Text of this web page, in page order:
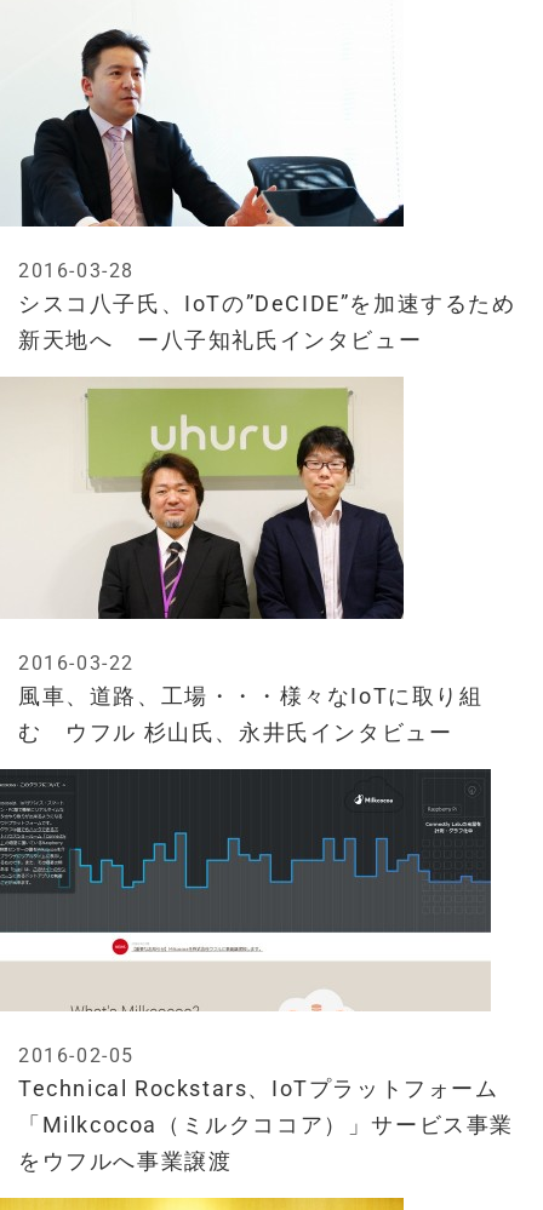
シスコ八子氏、IoTの”DeCIDE”を加速するため
新天地へ ー八子知礼氏インタビュー
2016-03-28
風車、道路、工場・・・様々なIoTに取り組
む ウフル 杉山氏、永井氏インタビュー
2016-03-22
Technical Rockstars、IoTプラットフォーム
「Milkcocoa（ミルクココア）」サービス事業
をウフルへ事業譲渡
2016-02-05